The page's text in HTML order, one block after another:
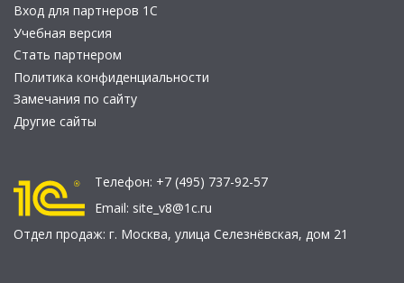
Вход для партнеров 1С
Учебная версия
Стать партнером
Политика конфиденциальности
Замечания по сайту
Другие сайты
Телефон: +7 (495) 737-92-57
Email: site_v8@1c.ru
Отдел продаж: г. Москва, улица Селезнёвская, дом 21